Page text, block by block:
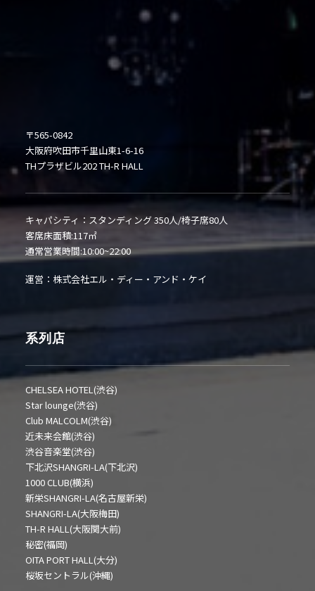
〒565-0842
大阪府吹田市千里山東1-6-16
THプラザビル202 TH-R HALL
キャパシティ：スタンディング 350人/椅子席80人
客席床面積:117㎡
通常営業時間:10:00~22:00
運営：株式会社エル・ディー・アンド・ケイ
系列店
CHELSEA HOTEL(渋谷)
Star lounge(渋谷)
Club MALCOLM(渋谷)
近未来会館(渋谷)
渋谷音楽堂(渋谷)
下北沢SHANGRI-LA(下北沢)
1000 CLUB(横浜)
新栄SHANGRI-LA(名古屋新栄)
SHANGRI-LA(大阪梅田)
TH-R HALL(大阪関大前)
秘密(福岡)
OITA PORT HALL(大分)
桜坂セントラル(沖縄)